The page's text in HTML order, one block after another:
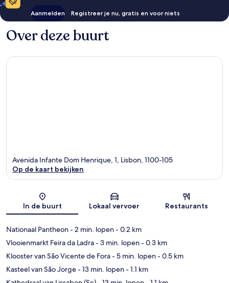
Aanmelden Registreer je nu, gratis en voor niets
Over deze buurt
Kaart
Avenida Infante Dom Henrique, 1, Lisbon, 1100-105
Op de kaart bekijken
In de buurt Lokaal vervoer Restaurants
Nationaal Pantheon- 2 min. lopen- 0.2 km
Vlooienmarkt Feira da Ladra- 3 min. lopen- 0.3 km
Klooster van São Vicente de Fora- 5 min. lopen- 0.5 km
Kasteel van São Jorge- 13 min. lopen- 1.1 km